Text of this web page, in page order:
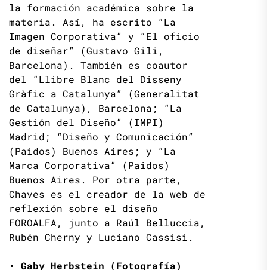
la formación académica sobre la
materia. Así, ha escrito “La
Imagen Corporativa” y “El oficio
de diseñar” (Gustavo Gili,
Barcelona). También es coautor
del “Llibre Blanc del Disseny
Gràfic a Catalunya” (Generalitat
de Catalunya), Barcelona; “La
Gestión del Diseño” (IMPI)
Madrid; “Diseño y Comunicación”
(Paidos) Buenos Aires; y “La
Marca Corporativa” (Paidos)
Buenos Aires. Por otra parte,
Chaves es el creador de la web de
reflexión sobre el diseño
FOROALFA, junto a Raúl Belluccia,
Rubén Cherny y Luciano Cassisi.
• Gaby Herbstein (Fotografía)